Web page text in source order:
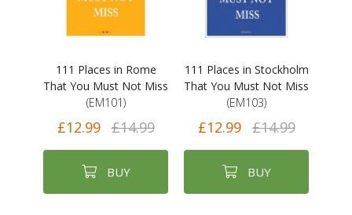
111 Places in Rome
That You Must Not Miss
(EM101)
£12.99 £14.99
BUY
111 Places in Stockholm
That You Must Not Miss
(EM103)
£12.99 £14.99
BUY